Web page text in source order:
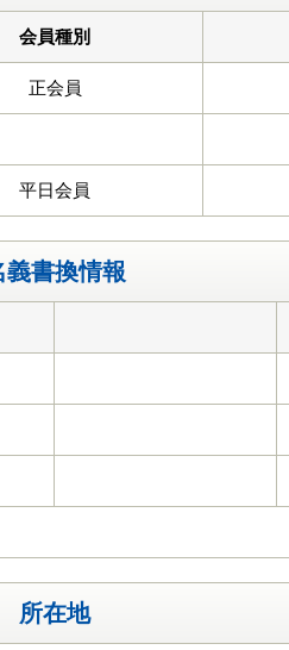
会員種別
正会員
平日会員
義書換情報
所在地